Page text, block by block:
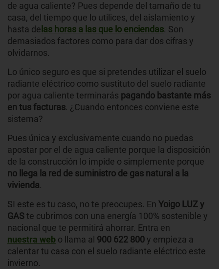
de agua caliente? Pues depende del tamaño de tu
casa, del tiempo que lo utilices, del aislamiento y
hasta de las horas a las que lo enciendas. Son
demasiados factores como para dar dos cifras y
olvidarnos.
Lo único seguro es que si pretendes utilizar el suelo
radiante eléctrico como sustituto del suelo radiante
por agua caliente terminarás pagando bastante más
en tus facturas. ¿Cuando entonces conviene este
sistema?
Pues única y exclusivamente cuando no puedas
apostar por el de agua caliente porque la disposición
de la construcción lo impide o simplemente porque
no llega la red de suministro de gas natural a la
vivienda.
SI este es tu caso, no te preocupes. En Yoigo LUZ y
GASte cubrimos con una energía 100% sostenible y
nacional que te permitirá ahorrar. Entra en
nuestra web o llama al 900 622 800y empieza a
calentar tu casa con el suelo radiante eléctrico este
invierno.